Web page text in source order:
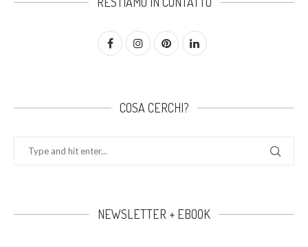
COSA CERCHI?
NEWSLETTER + EBOOK